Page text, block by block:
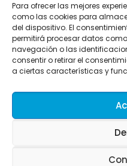
Para ofrecer las mejores
como las cookies para
del dispositivo. El
permitirá procesar datos
navegación o las
consentir o retirar el
a ciertas características y
info@uitaasturias.com
985 741 141 Móvil: 639